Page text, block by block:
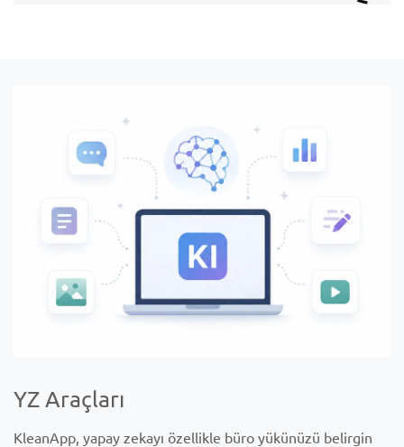
YZ Araçları
KleanApp, yapay zekayı özellikle büro yükünüzü belirgin